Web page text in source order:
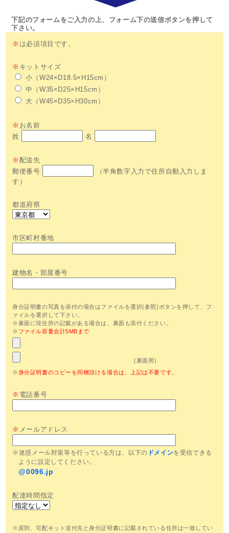
下記のフォームをご入力の上、フォーム下の送信ボタンを押して
下さい。
※ は必須項目です。
※ キットサイズ
小（W24×D18.5×H15cm）
中（W35×D25×H15cm）
大（W45×D35×H30cm）
※ お名前
姓
名
※ 配送先
郵便番号
（半角数字入力で住所自動入力しま
す）
都道府県
市区町村番地
建物名・部屋番号
身分証明書の写真を添付の場合はファイルを選択(参照)ボタンを押して、フ
ァイルを選択して下さい。
※裏面に現住所の記載がある場合は、裏面も添付ください。
※ ファイル容量合計5MBまで
(裏面用)
※身分証明書のコピーを同梱頂ける場合は、上記は不要です。
※ 電話番号
※ メールアドレス
※迷惑メール対策等を行っている方は、以下の ドメインを受信できる
ように設定してください。
@0096.jp
配達時間指定
※原則、宅配キット送付先と身分証明書に記載されている住所は一致してい